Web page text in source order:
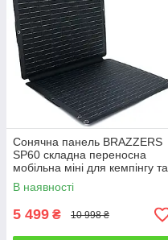
Сонячна панель BRAZZERS
SP60 складна переносна
мобільна міні для кемпінгу та
туризму 60 Вт
В наявності
5 499 ₴ 10 998 ₴